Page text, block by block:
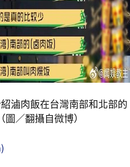
滷肉飯在台灣南部和北部的
／翻攝自微博）